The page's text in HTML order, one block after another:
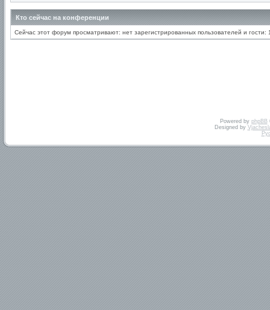
Кто сейчас на конференции
Сейчас этот форум просматривают: нет зарегистрированных пользователей и гости:
Powered by phpBB
Designed by